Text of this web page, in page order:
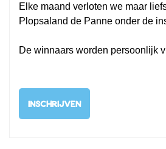
Elke maand verloten we maar
Plopsaland de Panne onder de
De winnaars worden persoonlijk
INSCHRIJVEN